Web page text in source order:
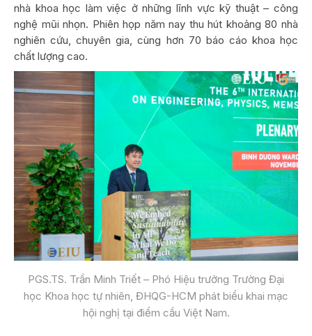
nhà khoa học làm việc ở những lĩnh vực kỹ thuật – công
nghệ mũi nhọn. Phiên họp năm nay thu hút khoảng 80 nhà
nghiên cứu, chuyên gia, cùng hơn 70 báo cáo khoa học
chất lượng cao.
PGS.TS. Trần Minh Triết – Phó Hiệu trưởng Trường Đại
học Khoa học tự nhiên, ĐHQG-HCM phát biểu khai mạc
hội nghị tại điểm cầu Việt Nam.